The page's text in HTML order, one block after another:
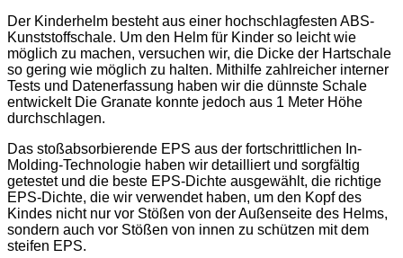
Der Kinderhelm besteht aus einer hochschlagfesten ABS-
Kunststoffschale. Um den Helm für Kinder so leicht wie
möglich zu machen, versuchen wir, die Dicke der Hartschale
so gering wie möglich zu halten. Mithilfe zahlreicher interner
Tests und Datenerfassung haben wir die dünnste Schale
entwickelt Die Granate konnte jedoch aus 1 Meter Höhe
durchschlagen.
Das stoßabsorbierende EPS aus der fortschrittlichen In-
Molding-Technologie haben wir detailliert und sorgfältig
getestet und die beste EPS-Dichte ausgewählt, die richtige
EPS-Dichte, die wir verwendet haben, um den Kopf des
Kindes nicht nur vor Stößen von der Außenseite des Helms,
sondern auch vor Stößen von innen zu schützen mit dem
steifen EPS.